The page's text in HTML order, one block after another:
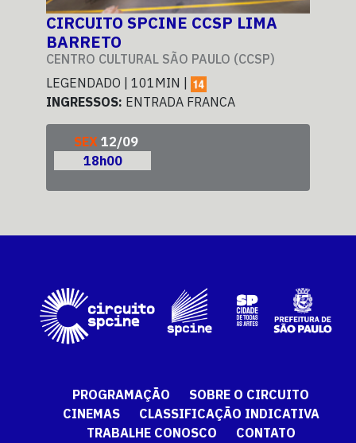
CIRCUITO SPCINE CCSP LIMA
BARRETO
CENTRO CULTURAL SÃO PAULO (CCSP)
LEGENDADO | 101MIN |
INGRESSOS: ENTRADA FRANCA
SEX 12/09
18h00
PROGRAMAÇÃO
SOBRE O CIRCUITO
CINEMAS
CLASSIFICAÇÃO INDICATIVA
TRABALHE CONOSCO
CONTATO